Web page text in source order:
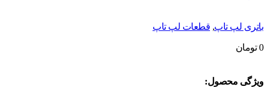
باتری لپ تاپ, قطعات لپ تاپ
0 تومان
ویژگی محصول: